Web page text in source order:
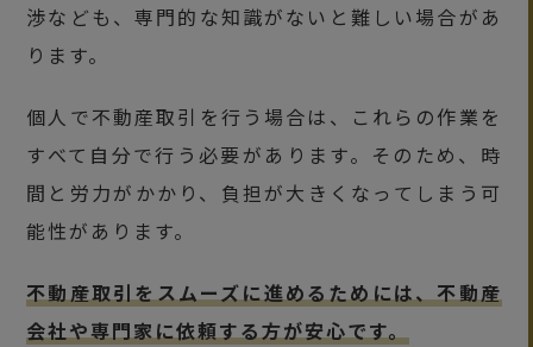
渉なども、専門的な知識がないと難しい場合があ
ります。
個人で不動産取引を行う場合は、これらの作業を
すべて自分で行う必要があります。そのため、時
間と労力がかかり、負担が大きくなってしまう可
能性があります。
不動産取引をスムーズに進めるためには、不動産
会社や専門家に依頼する方が安心です。